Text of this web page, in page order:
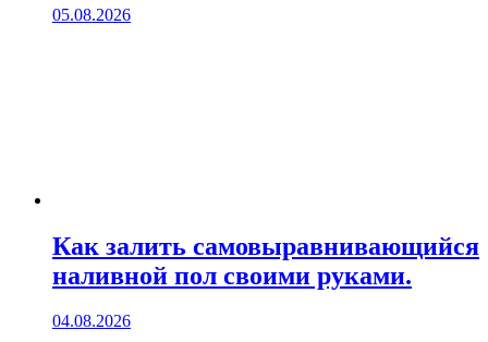
05.08.2026
Как залить самовыравнивающийся
наливной пол своими руками.
04.08.2026